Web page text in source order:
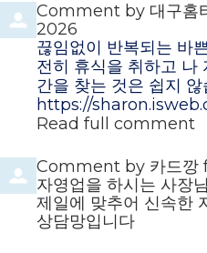
Comment by 대구홈
2026
끊임없이 반복되는 바
전히 휴식을 취하고 나
간을 찾는 것은 쉽지 않
https://
Read full comment
Comment by 카드깡
자영업을 하시는 사장
제일에 맞추어 신속한
상담망입니다